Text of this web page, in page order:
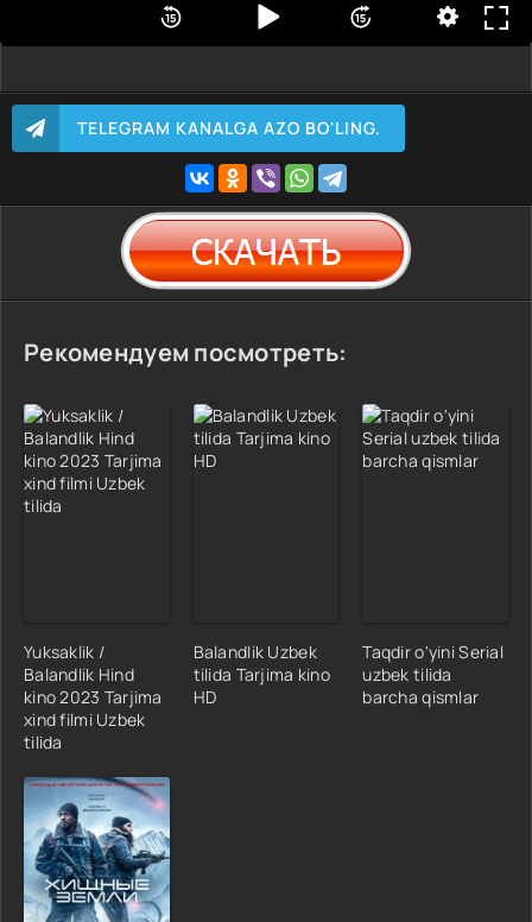
TELEGRAM KANALGA AZO BO'LING.
Рекомендуем посмотреть:
Yuksaklik /
Balandlik Hind
kino 2023 Tarjima
xind filmi Uzbek
tilida
Balandlik Uzbek
tilida Tarjima kino
HD
Taqdir o'yini Serial
uzbek tilida
barcha qismlar